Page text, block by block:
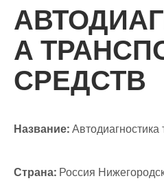
А
СРЕДСТВ
Название:
Страна: Россия